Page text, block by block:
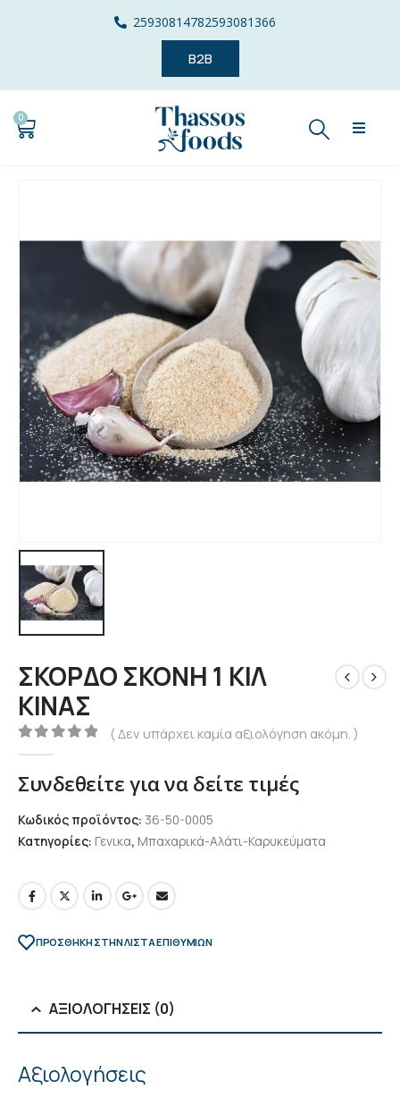
25930814782593081366
B2B
0
ΣΚΟΡΔΟ ΣΚΟΝΗ 1 ΚΙΛ
ΚΙΝΑΣ
0out of 5
( Δεν υπάρχει καμία αξιολόγηση ακόμη. )
Συνδεθείτε για να δείτε τιμές
Κωδικός προϊόντος: 36-50-0005
Κατηγορίες: Γενικα, Μπαχαρικά-Αλάτι-Καρυκεύματα
ΠΡΌΣΘΉΚΗ ΣΤΗΝ ΛΊΣΤΑ ΕΠΙΘΥΜΙΏΝ
ΑΞΙΟΛΟΓΉΣΕΙΣ (0)
Αξιολογήσεις